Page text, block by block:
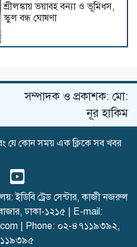
শ্রীলঙ্কায় ভয়াবহ বন্যা ও ভূমিধস,
স্কুল বন্ধ ঘোষণা
থেকে অস্ত্রধারী গ্রেপ্তার
দিল্লিতে হাসিনার গণমাধ্যমে ভাষণ
রাশিয়া-ইউক্রেনের পাল্টাপাল্টি
হামলায় একদিনে নিহত ২৬
সম্পাদক ও প্রকাশক: মো:
নূর হাকিম
যে কোন সময় এক ক্লিকে সব খবর
ইডিবি ট্রেড সেন্টার, কাজী নজরুল
ঢাকা-১২১৫ | E-mail:
| Phone: ০২-৪৭১১৯৩৯২,